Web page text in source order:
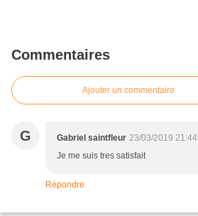
Commentaires
Ajouter un commentaire
G Gabriel saintfleur 23/03/2019 21:44
Je me suis tres satisfait
Répondre